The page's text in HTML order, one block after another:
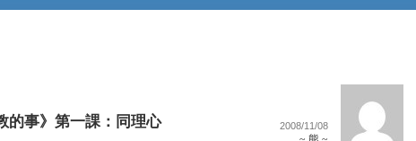
的事》第一課：同理心 2008/11/08